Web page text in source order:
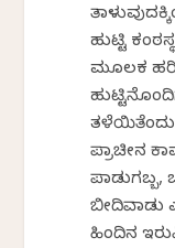
ಹುಟ್ಟಿ
ಮೂಲಕ
ತಳೆಯಿತೆಂದು
ಪ್ರಾಚೀನ
ಪಾಡುಗಬ್ಬ,
ಬೀದಿವಾಡು
ಹಿಂದಿನ